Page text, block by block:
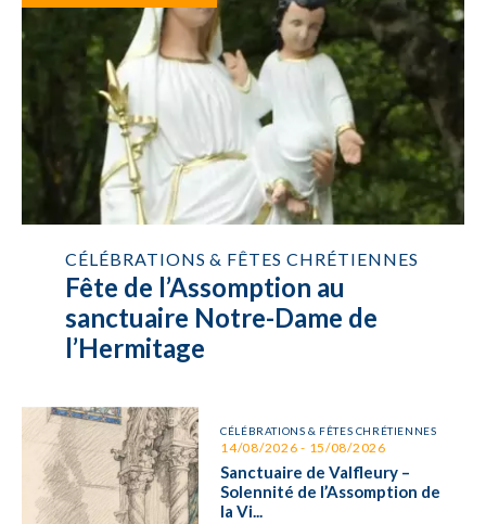
CÉLÉBRATIONS & FÊTES CHRÉTIENNES
Fête de l’Assomption au
sanctuaire Notre-Dame de
l’Hermitage
CÉLÉBRATIONS & FÊTES CHRÉTIENNES
14/08/2026 - 15/08/2026
Sanctuaire de Valfleury –
Solennité de l’Assomption de
la Vi...